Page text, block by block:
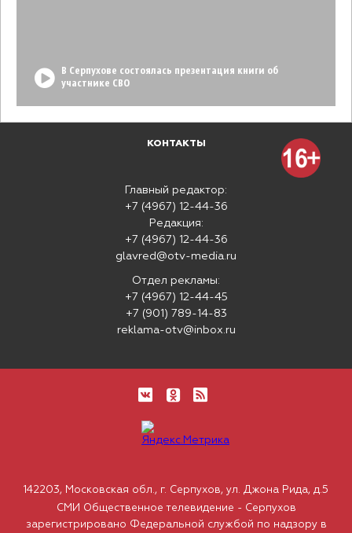
В Серпухове состоялась презентация книги об
участнике СВО
КОНТАКТЫ
Главный редактор:
+7 (4967) 12-44-36
Редакция:
+7 (4967) 12-44-36
glavred@otv-media.ru
Отдел рекламы:
+7 (4967) 12-44-45
+7 (901) 789-14-83
reklama-otv@inbox.ru
142203, Московская обл., г. Серпухов, ул. Джона Рида, д.5
СМИ Общественное телевидение - Серпухов
зарегистрировано Федеральной службой по надзору в